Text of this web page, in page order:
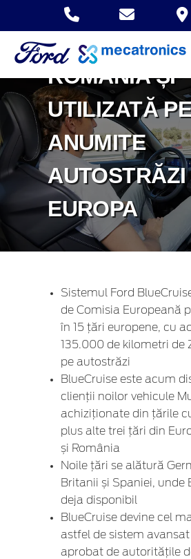
POATE FI
DE CLIENȚII
ROMÂNIA ȘI
UTILIZATĂ
ANUMITE
AUTOSTRĂZI
EUROPA
Sistemul Ford
de Comisia Europeană
în 15 țări europene, cu
135.000 de kilometri de
pe autostrăzi
BlueCruise este acum
clienții noilor vehicule
achiziționate din țările
plus alte trei țări din
și România
Noile țări se alătură
Britanii și Spaniei, unde
deja disponibil
BlueCruise devine cel
astfel de sistem
aprobat de autoritățile